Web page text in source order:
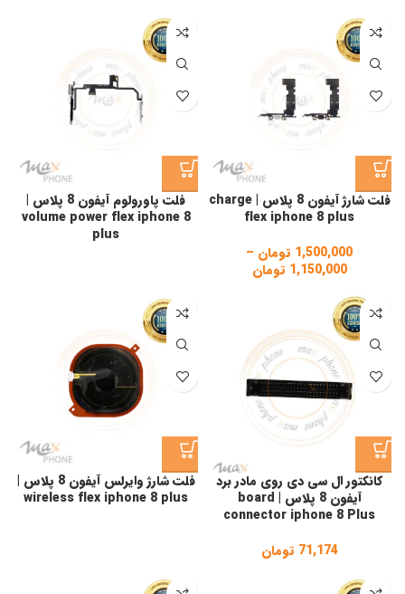
فلت شارژ آیفون 8 پلاس | charge
flex iphone 8 plus
1,500,000 تومان –
1,150,000 تومان
1,150,000 تومان
فلت پاورولوم آیفون 8 پلاس |
volume power flex iphone 8
plus
کانکتور ال سی دی روی مادر برد
آیفون 8 پلاس | board
connector iphone 8 Plus
71,174 تومان
فلت شارژ وایرلس آیفون 8 پلاس |
wireless flex iphone 8 plus